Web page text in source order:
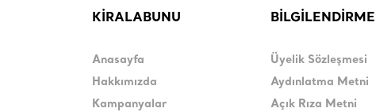
KİRALABUNU
Anasayfa
Hakkımızda
Kampanyalar
BİLGİLENDİRME
Üyelik Sözleşmesi
Aydınlatma Metni
Açık Rıza Metni